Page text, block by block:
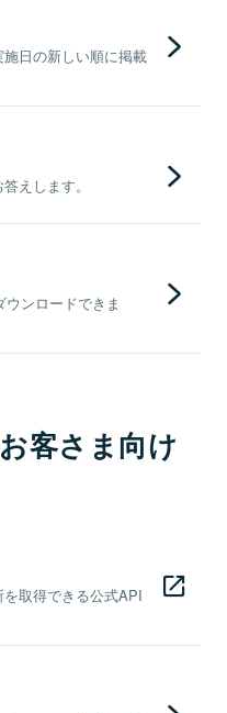
日の新しい順に掲載
えします。
ンロードできま
客さま向け
取得できる公式API